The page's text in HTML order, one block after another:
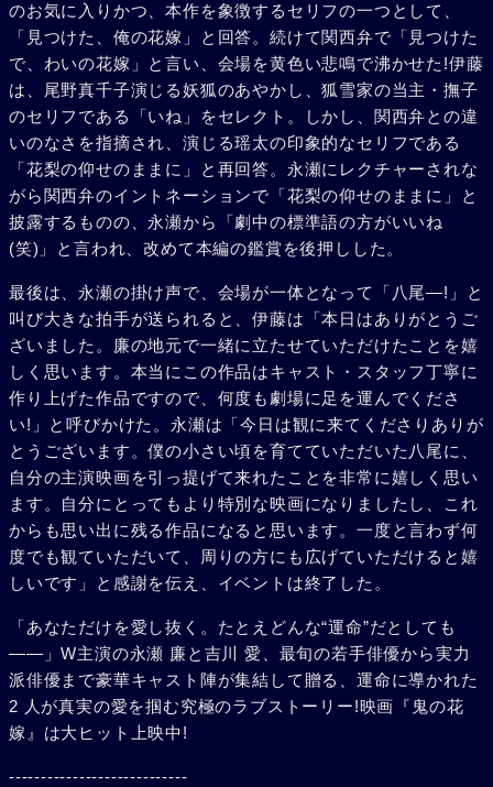
のお気に入りかつ、本作を象徴するセリフの一つとして、
「見つけた、俺の花嫁」と回答。続けて関西弁で「見つけた
で、わいの花嫁」と言い、会場を黄色い悲鳴で沸かせた!伊藤
は、尾野真千子演じる妖狐のあやかし、狐雪家の当主・撫子
のセリフである「いね」をセレクト。しかし、関西弁との違
いのなさを指摘され、演じる瑶太の印象的なセリフである
「花梨の仰せのままに」と再回答。永瀬にレクチャーされな
がら関西弁のイントネーションで「花梨の仰せのままに」と
披露するものの、永瀬から「劇中の標準語の方がいいね
(笑)」と言われ、改めて本編の鑑賞を後押しした。
最後は、永瀬の掛け声で、会場が一体となって「八尾―!」と
叫び大きな拍手が送られると、伊藤は「本日はありがとうご
ざいました。廉の地元で一緒に立たせていただけたことを嬉
しく思います。本当にこの作品はキャスト・スタッフ丁寧に
作り上げた作品ですので、何度も劇場に足を運んでくださ
い!」と呼びかけた。永瀬は「今日は観に来てくださりありが
とうございます。僕の小さい頃を育てていただいた八尾に、
自分の主演映画を引っ提げて来れたことを非常に嬉しく思い
ます。自分にとってもより特別な映画になりましたし、これ
からも思い出に残る作品になると思います。一度と言わず何
度でも観ていただいて、周りの方にも広げていただけると嬉
しいです」と感謝を伝え、イベントは終了した。
「あなただけを愛し抜く。たとえどんな“運命”だとしても
――」W主演の永瀬 廉と吉川 愛、最旬の若手俳優から実力
派俳優まで豪華キャスト陣が集結して贈る、運命に導かれた
2 人が真実の愛を掴む究極のラブストーリー!映画『鬼の花
嫁』は大ヒット上映中!
----------------------------